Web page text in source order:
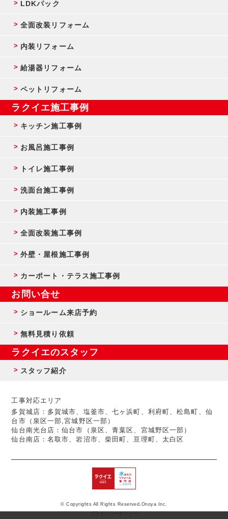
© Copyrights All Rights Reserved,Onoya Inc.
LDKパック
全面改装リフォーム
内装リフォーム
給湯器リフォーム
ペットリフォーム
ラクイエ施工事例
キッチン施工事例
お風呂施工事例
トイレ施工事例
洗面台施工事例
内装施工事例
全面改装施工事例
外壁・屋根施工事例
カーポート・テラス施工事例
お問い合せ
ショールーム来店予約
無料見積り依頼
ラクイエのスタッフ
スタッフ紹介
工事対応エリア
多賀城店：多賀城市、塩釜市、七ヶ浜町、利府町、松島町、仙
台市（泉区一部,宮城野区一部）
仙台南光台店：仙台市（泉区、青葉区、宮城野区一部）
仙台南店：名取市、岩沼市、柴田町、亘理町、太白区